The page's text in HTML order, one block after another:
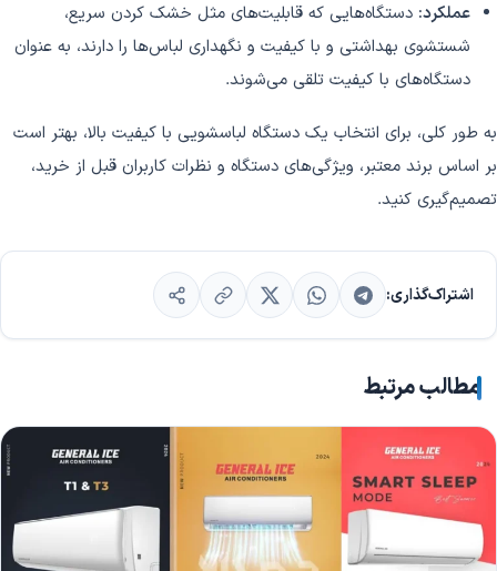
عملکرد: دستگاه‌هایی که قابلیت‌های مثل خشک کردن سریع،
شستشوی بهداشتی و با کیفیت و نگهداری لباس‌ها را دارند، به عنوان
دستگاه‌های با کیفیت تلقی می‌شوند.
به طور کلی، برای انتخاب یک دستگاه لباسشویی با کیفیت بالا، بهتر است
بر اساس برند معتبر، ویژگی‌های دستگاه و نظرات کاربران قبل از خرید،
تصمیم‌گیری کنید.
اشتراک‌گذاری:
مطالب مرتبط